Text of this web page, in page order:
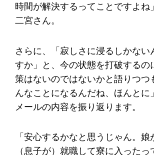
時間が解決するってことですよね
二宮さん。
さらに、「寂しさに浸るしかない
すか」と、今の状態を打破するの
策はないのではないかと語りつつ
んなことになるんだね、ほんとに
メールの内容を振り返ります。
「安心するかなと思うじゃん。娘
（息子が）就職して寮に入ったっ